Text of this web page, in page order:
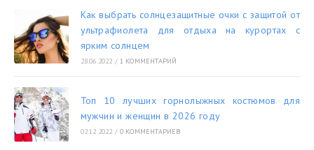
Как выбрать солнцезащитные очки с защитой от
ультрафиолета для отдыха на курортах с
ярким солнцем
28.06.2022 / 1 КОММЕНТАРИЙ
Топ 10 лучших горнолыжных костюмов для
мужчин и женщин в 2026 году
02.12.2022 / 0 КОММЕНТАРИЕВ